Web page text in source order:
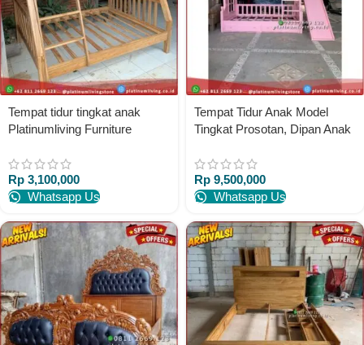
Tempat tidur tingkat anak
Platinumliving Furniture
Rp 3,100,000
Whatsapp Us
Tempat Tidur Anak Model
Tingkat Prosotan, Dipan Anak
Platinumliving Furniture
Indonesia
Rp 9,500,000
Whatsapp Us